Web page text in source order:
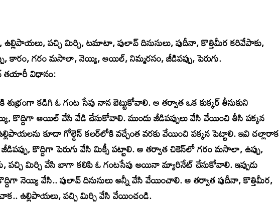
పచ్చి మిర్చి, టమాటా, పులావ్ దినుసులు, పుదీనా, కొత్తిమీర కరివేపాకు,
ఉప్పు, కారం, గరం మసాలా, నెయ్యి, ఆయిల్, నిమ్మరసం, జీడిపప్పు, పెరుగు.
తయారీ విధానం:
కడిగి ఓ గంట సేపు నాన బెట్టుకోవాలి. ఆ తర్వాత ఒక కుక్కర్ తీసుకుని
కొద్దిగా ఆయిల్ వేసి వేడి చేసుకోవాలి. ముందు జీడిపప్పులు వేసి వేయించి తీసి పక్కన
కూడా గోల్డెన్ కలర్‌లోకి వచ్చేంత వరకు వేయించి పక్కన పెట్టాలి. ఇవి చల్లారాక
కొద్దిగా పెరుగు వేసి మిక్సీ పట్టాలి. ఆ తర్వాత చికెన్‌లో గరం మసాలా, ఉప్పు,
పచ్చి మిర్చి వేసి బాగా కలిపి ఓ గంటసేపు అయినా మ్యారినేట్ చేసుకోవాలి. ఇప్పుడు
నెయ్యి వేసి.. పులావ్ దినుసులు అన్నీ వేసి వేయించాలి. ఆ తర్వాత పుదీనా, కొత్తిమీర,
ఉల్లిపాయలు, పచ్చి మిర్చి వేసి వేయించండి.